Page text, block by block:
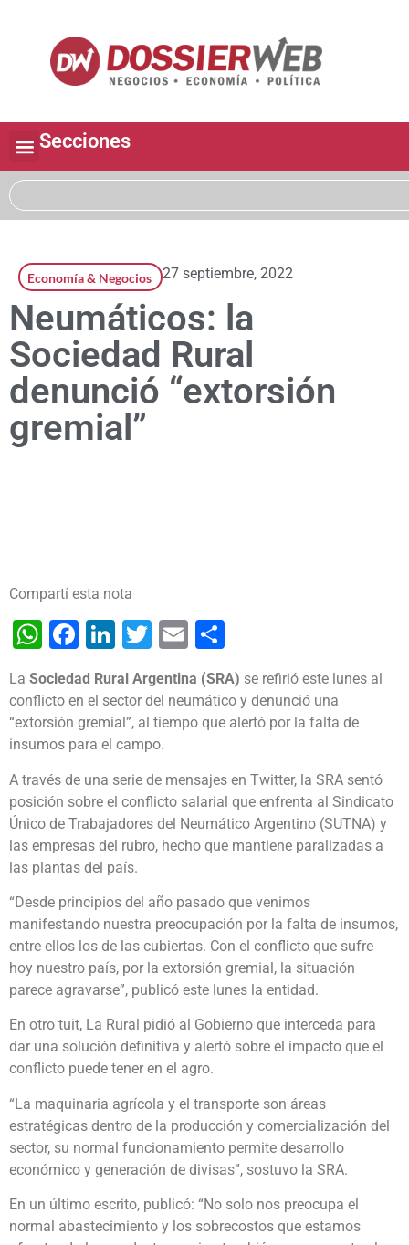
Secciones
Economía & Negocios 27 septiembre, 2022
Neumáticos: la
Sociedad Rural
denunció “extorsión
gremial”
Compartí esta nota
WhatsApp
Facebook
LinkedIn
Twitter
Email
La Sociedad Rural Argentina (SRA) se refirió este lunes al
conflicto en el sector del neumático y denunció una
“extorsión gremial”, al tiempo que alertó por la falta de
insumos para el campo.
A través de una serie de mensajes en Twitter, la SRA sentó
posición sobre el conflicto salarial que enfrenta al Sindicato
Único de Trabajadores del Neumático Argentino (SUTNA) y
las empresas del rubro, hecho que mantiene paralizadas a
las plantas del país.
“Desde principios del año pasado que venimos
manifestando nuestra preocupación por la falta de insumos,
entre ellos los de las cubiertas. Con el conflicto que sufre
hoy nuestro país, por la extorsión gremial, la situación
parece agravarse”, publicó este lunes la entidad.
En otro tuit, La Rural pidió al Gobierno que interceda para
dar una solución definitiva y alertó sobre el impacto que el
conflicto puede tener en el agro.
“La maquinaria agrícola y el transporte son áreas
estratégicas dentro de la producción y comercialización del
sector, su normal funcionamiento permite desarrollo
económico y generación de divisas”, sostuvo la SRA.
En un último escrito, publicó: “No solo nos preocupa el
normal abastecimiento y los sobrecostos que estamos